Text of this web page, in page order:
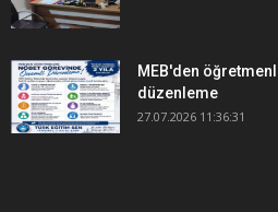
MEB'den
düzenleme
27.07.2026 11:36:31